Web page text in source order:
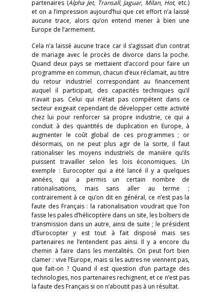
partenaires (Alpha Jet, Transall, Jaguar, Milan, Hot, etc.)
et on a l’impression aujourd’hui que cet effort n’a laissé
aucune trace, alors qu’on entend mener à bien une
Europe de l’armement.
Cela n’a laissé aucune trace car il s’agissait d’un contrat
de mariage avec le procès de divorce dans la poche.
Quand deux pays se mettaient d’accord pour faire un
programme en commun, chacun d’eux réclamait, au titre
du retour industriel correspondant au financement
auquel il participait, des capacités techniques qu’il
n’avait pas. Celui qui n’était pas compétent dans ce
secteur exigeait cependant de développer cette activité
chez lui pour renforcer sa propre industrie, ce qui a
conduit à des quantités de duplication en Europe, à
augmenter le coût global de ces programmes ; or
désormais, on ne peut plus agir de la sorte, il faut
rationaliser les moyens industriels de manière qu’ils
puissent travailler selon les lois économiques. Un
exemple : Eurocopter qui a été lancé il y a quelques
années, qui a permis un certain nombre de
rationalisations, mais sans aller au terme ;
contrairement à ce qu’on dit en général, ce n’est pas la
faute des Français : la rationalisation voudrait que l’on
fasse les pales d’hélicoptère dans un site, les boîtiers de
transmission dans un autre, ainsi de suite ; le président
d’Eurocopter y est tout à fait disposé mais ses
partenaires ne l’entendent pas ainsi. Il y a encore du
chemin à faire dans les mentalités. On peut fort bien
clamer : vive l’Europe, mais si les autres ne viennent pas,
que fait-on ? Quand il est question d’un partage des
technologies, nos partenaires rechignent, et ce n’est pas
la faute des Français si on n’aboutit pas à un résultat.